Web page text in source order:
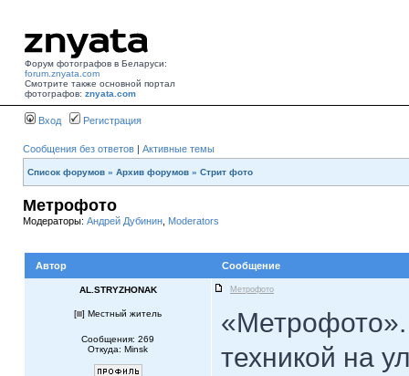
Форум фотографов в Беларуси:
forum.znyata.com
Смотрите также основной портал
фотографов: znyata.com
Вход Регистрация
Сообщения без ответов | Активные темы
Список форумов » Архив форумов » Стрит фото
Метрофото
Модераторы: Андрей Дубинин Moderators
Автор Сообщение
AL.STRYZHONAK Метрофото
[ ] Местный житель
Сообщения: 269
Откуда: Minsk
техникой на